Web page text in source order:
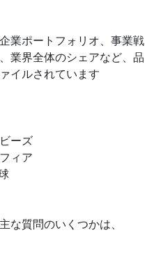
業ポートフォリオ、事業戦
業界全体のシェアなど、品
イルされています
ーズ
ィア
な質問のいくつかは、